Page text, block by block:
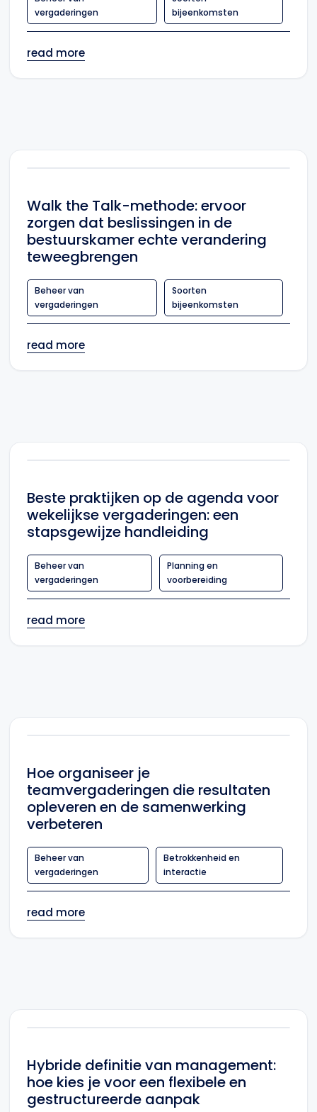
vergaderingen
bijeenkomsten
read more
Walk the Talk-methode: ervoor
zorgen dat beslissingen in de
bestuurskamer echte verandering
teweegbrengen
Beheer van
vergaderingen
Soorten
bijeenkomsten
read more
Beste praktijken op de agenda voor
wekelijkse vergaderingen: een
stapsgewijze handleiding
Beheer van
vergaderingen
Planning en
voorbereiding
read more
Hoe organiseer je
teamvergaderingen die resultaten
opleveren en de samenwerking
verbeteren
Beheer van
vergaderingen
Betrokkenheid en
interactie
read more
Hybride definitie van management:
hoe kies je voor een flexibele en
gestructureerde aanpak